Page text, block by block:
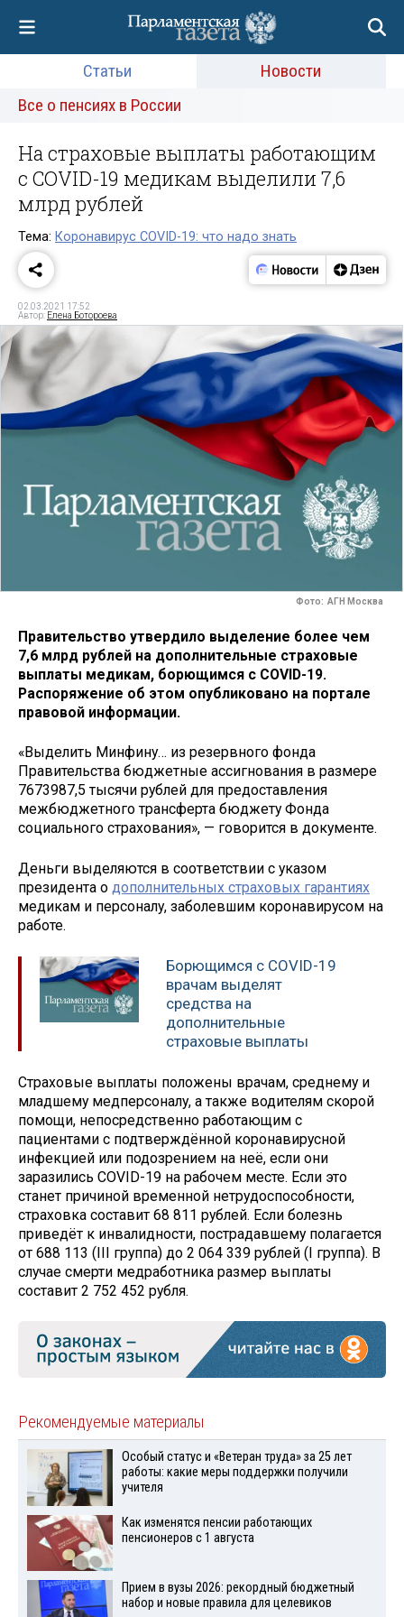
Статьи
Новости
Все о пенсиях в России
На страховые выплаты работающим
с COVID-19 медикам выделили 7,6
млрд рублей
Тема: Коронавирус COVID-19: что надо знать
02.03.2021 17:52
Автор: Елена Ботороева
Фото: АГН Москва
Правительство утвердило выделение более чем
7,6 млрд рублей на дополнительные страховые
выплаты медикам, борющимся с COVID-19.
Распоряжение об этом опубликовано на портале
правовой информации.
«Выделить Минфину… из резервного фонда
Правительства бюджетные ассигнования в размере
7673987,5 тысячи рублей для предоставления
межбюджетного трансферта бюджету Фонда
социального страхования», — говорится в документе.
Деньги выделяются в соответствии с указом
президента о дополнительных страховых гарантиях
медикам и персоналу, заболевшим коронавирусом на
работе.
Борющимся с COVID-19
врачам выделят
средства на
дополнительные
страховые выплаты
Страховые выплаты положены врачам, среднему и
младшему медперсоналу, а также водителям скорой
помощи, непосредственно работающим с
пациентами с подтверждённой коронавирусной
инфекцией или подозрением на неё, если они
заразились COVID-19 на рабочем месте. Если это
станет причиной временной нетрудоспособности,
страховка составит 68 811 рублей. Если болезнь
приведёт к инвалидности, пострадавшему полагается
от 688 113 (III группа) до 2 064 339 рублей (I группа). В
случае смерти медработника размер выплаты
составит 2 752 452 рубля.
Рекомендуемые материалы
Особый статус и «Ветеран труда» за 25 лет
работы: какие меры поддержки получили
учителя
Как изменятся пенсии работающих
пенсионеров с 1 августа
Прием в вузы 2026: рекордный бюджетный
набор и новые правила для целевиков